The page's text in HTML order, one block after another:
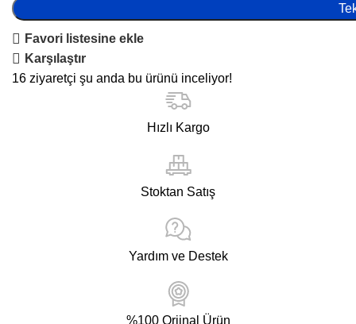
Favori listesine ekle
Karşılaştır
16 ziyaretçi şu anda bu ürünü inceliyor!
Hızlı Kargo
Stoktan Satış
Yardım ve Destek
%100 Orjinal Ürün